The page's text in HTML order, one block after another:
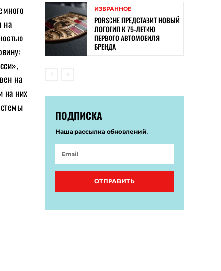
на
на
на них
ИЗБРАННОЕ
PORSCHE ПРЕДСТАВИТ НОВЫЙ
ЛОГОТИП К 75-ЛЕТИЮ
ПЕРВОГО АВТОМОБИЛЯ
БРЕНДА
ПОДПИСКА
Наша рассылка обновлений.
ОТПРАВИТЬ